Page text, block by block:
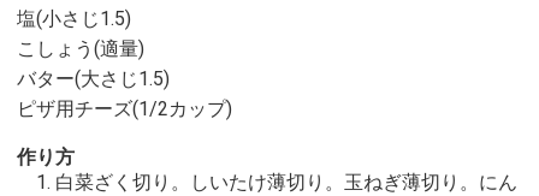
塩(小さじ1.5)
こしょう(適量)
バター(大さじ1.5)
ピザ用チーズ(1/2カップ)
作り方
白菜ざく切り。しいたけ薄切り。玉ねぎ薄切り。にん